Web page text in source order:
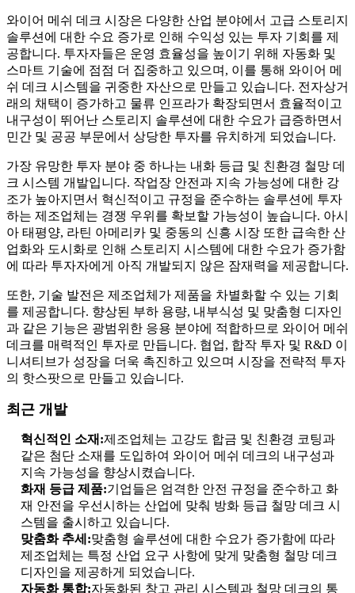
와이어 메쉬 데크 시장은 다양한 산업 분야에서 고급 스토리지
솔루션에 대한 수요 증가로 인해 수익성 있는 투자 기회를 제
공합니다. 투자자들은 운영 효율성을 높이기 위해 자동화 및
스마트 기술에 점점 더 집중하고 있으며, 이를 통해 와이어 메
쉬 데크 시스템을 귀중한 자산으로 만들고 있습니다. 전자상거
래의 채택이 증가하고 물류 인프라가 확장되면서 효율적이고
내구성이 뛰어난 스토리지 솔루션에 대한 수요가 급증하면서
민간 및 공공 부문에서 상당한 투자를 유치하게 되었습니다.
가장 유망한 투자 분야 중 하나는 내화 등급 및 친환경 철망 데
크 시스템 개발입니다. 작업장 안전과 지속 가능성에 대한 강
조가 높아지면서 혁신적이고 규정을 준수하는 솔루션에 투자
하는 제조업체는 경쟁 우위를 확보할 가능성이 높습니다. 아시
아 태평양, 라틴 아메리카 및 중동의 신흥 시장 또한 급속한 산
업화와 도시화로 인해 스토리지 시스템에 대한 수요가 증가함
에 따라 투자자에게 아직 개발되지 않은 잠재력을 제공합니다.
또한, 기술 발전은 제조업체가 제품을 차별화할 수 있는 기회
를 제공합니다. 향상된 부하 용량, 내부식성 및 맞춤형 디자인
과 같은 기능은 광범위한 응용 분야에 적합하므로 와이어 메쉬
데크를 매력적인 투자로 만듭니다. 협업, 합작 투자 및 R&D 이
니셔티브가 성장을 더욱 촉진하고 있으며 시장을 전략적 투자
의 핫스팟으로 만들고 있습니다.
최근 개발
혁신적인 소재:제조업체는 고강도 합금 및 친환경 코팅과
같은 첨단 소재를 도입하여 와이어 메쉬 데크의 내구성과
지속 가능성을 향상시켰습니다.
화재 등급 제품:기업들은 엄격한 안전 규정을 준수하고 화
재 안전을 우선시하는 산업에 맞춰 방화 등급 철망 데크 시
스템을 출시하고 있습니다.
맞춤화 추세:맞춤형 솔루션에 대한 수요가 증가함에 따라
제조업체는 특정 산업 요구 사항에 맞게 맞춤형 철망 데크
디자인을 제공하게 되었습니다.
자동화 통합:자동화된 창고 관리 시스템과 철망 데크의 통